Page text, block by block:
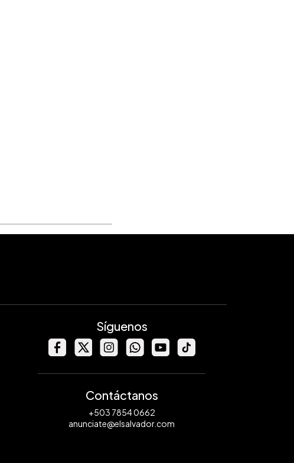
Síguenos
Contáctanos
+503 7854 0662
anunciate@elsalvador.com